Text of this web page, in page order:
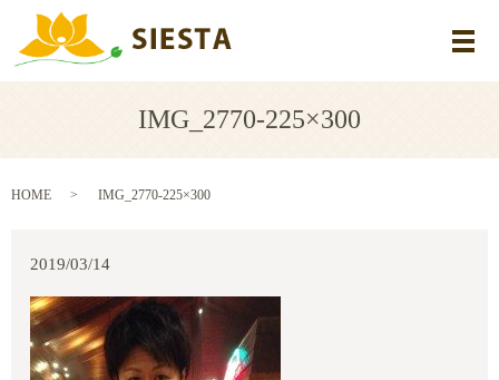
メ
IMG_2770-225×300
HOME IMG_2770-225×300
2019/03/14